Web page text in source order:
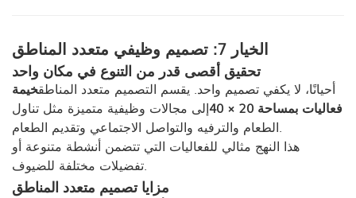
الخيار 7: تصميم وظيفي متعدد المناطق
تحقيق أقصى قدر من التنوع في مكان واحد
أحيانًا، لا يكفي تصميم واحد. يقسم التصميم متعدد المناطقخيمة
فعاليات بمساحة 20 × 40
إلى مجالات وظيفية متميزة مثل تناول
الطعام والترفيه والتواصل الاجتماعي وتقديم الطعام.
هذا النهج مثالي للفعاليات التي تتضمن أنشطة متنوعة أو
تفضيلات مختلفة للضيوف.
مزايا تصميم متعدد المناطق